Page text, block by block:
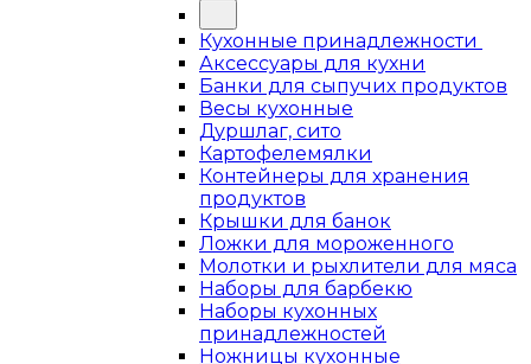
Кухонные принадлежности
Аксессуары для кухни
Банки для сыпучих продуктов
Весы кухонные
Дуршлаг, сито
Картофелемялки
Контейнеры для хранения
продуктов
Крышки для банок
Ложки для мороженного
Молотки и рыхлители для мяса
Наборы для барбекю
Наборы кухонных
принадлежностей
Ножницы кухонные